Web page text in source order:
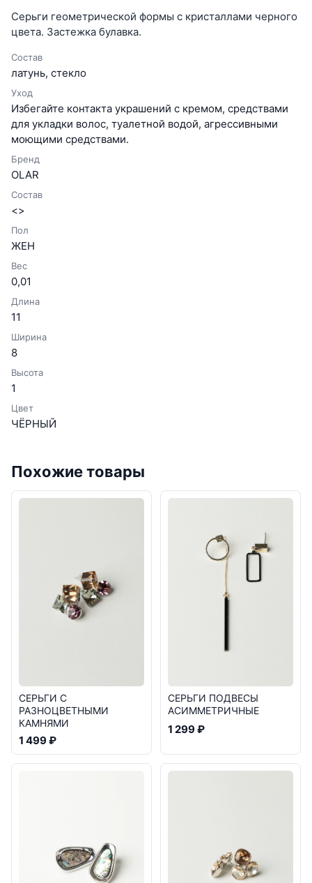
Серьги геометрической формы с кристаллами черного
цвета. Застежка булавка.
Состав
латунь, стекло
Уход
Избегайте контакта украшений с кремом, средствами
для укладки волос, туалетной водой, агрессивными
моющими средствами.
Бренд
OLAR
Состав
<>
Пол
ЖЕН
Вес
0,01
Длина
11
Ширина
8
Высота
1
Цвет
ЧЁРНЫЙ
Похожие товары
СЕРЬГИ С
РАЗНОЦВЕТНЫМИ
КАМНЯМИ
1 499 ₽
СЕРЬГИ ПОДВЕСЫ
АСИММЕТРИЧНЫЕ
1 299 ₽